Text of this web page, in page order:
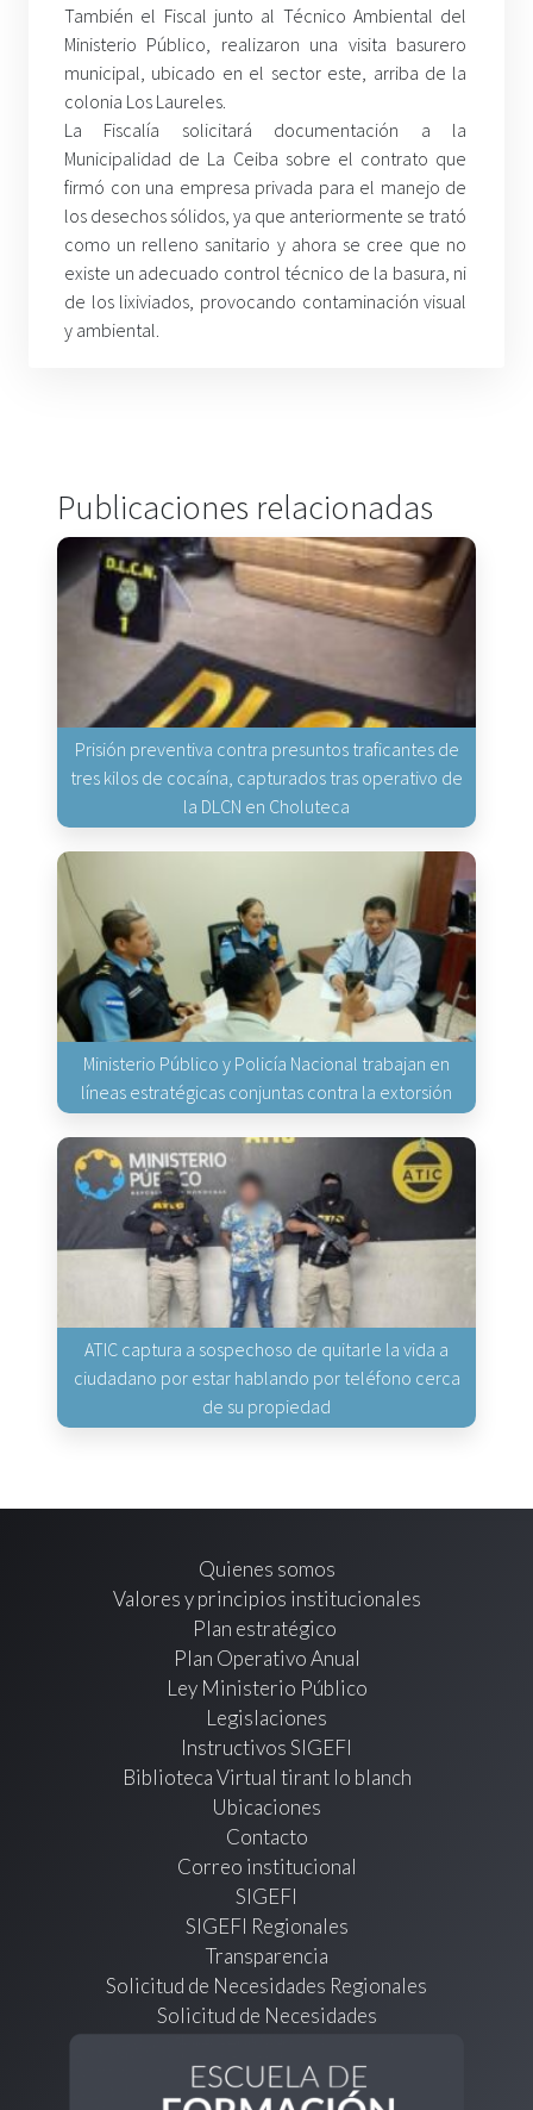
También el Fiscal junto al Técnico Ambiental del
Ministerio Público, realizaron una visita basurero
municipal, ubicado en el sector este, arriba de la
colonia Los Laureles.
La Fiscalía solicitará documentación a la
Municipalidad de La Ceiba sobre el contrato que
firmó con una empresa privada para el manejo de
los desechos sólidos, ya que anteriormente se trató
como un relleno sanitario y ahora se cree que no
existe un adecuado control técnico de la basura, ni
de los lixiviados, provocando contaminación visual
y ambiental.
Publicaciones relacionadas
Prisión preventiva contra presuntos traficantes de
tres kilos de cocaína, capturados tras operativo de
la DLCN en Choluteca
Ministerio Público y Policía Nacional trabajan en
líneas estratégicas conjuntas contra la extorsión
ATIC captura a sospechoso de quitarle la vida a
ciudadano por estar hablando por teléfono cerca
de su propiedad
Quienes somos
Valores y principios institucionales
Plan estratégico
Plan Operativo Anual
Ley Ministerio Público
Legislaciones
Instructivos SIGEFI
Biblioteca Virtual tirant lo blanch
Ubicaciones
Contacto
Correo institucional
SIGEFI
SIGEFI Regionales
Transparencia
Solicitud de Necesidades Regionales
Solicitud de Necesidades